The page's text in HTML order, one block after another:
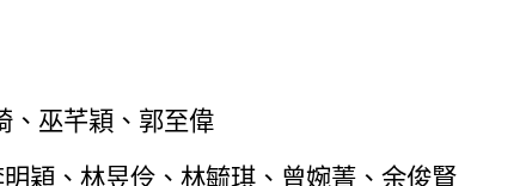
、巫芊穎、郭至偉
穎、林昱伶、林毓琪、曾婉菁、余俊賢